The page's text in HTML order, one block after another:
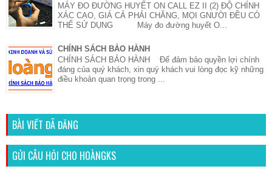
MÁY ĐO ĐƯỜNG HUYẾT ON CALL EZ II (2) ĐỘ CHÍNH
XÁC CAO, GIÁ CẢ PHẢI CHĂNG, MỌI GNƯỜI ĐỀU CÓ
THỂ SỬ DỤNG Máy đo đường huyết O...
CHÍNH SÁCH BẢO HÀNH
CHÍNH SÁCH BẢO HÀNH Để đảm bảo quyền lợi chính
đáng của quý khách, xin quý khách vui lòng đọc kỹ những
điều khoản quan trọng trong ...
BÀI VIẾT ĐÃ ĐĂNG
GỬI CÂU HỎI CHO HOÀNGKS